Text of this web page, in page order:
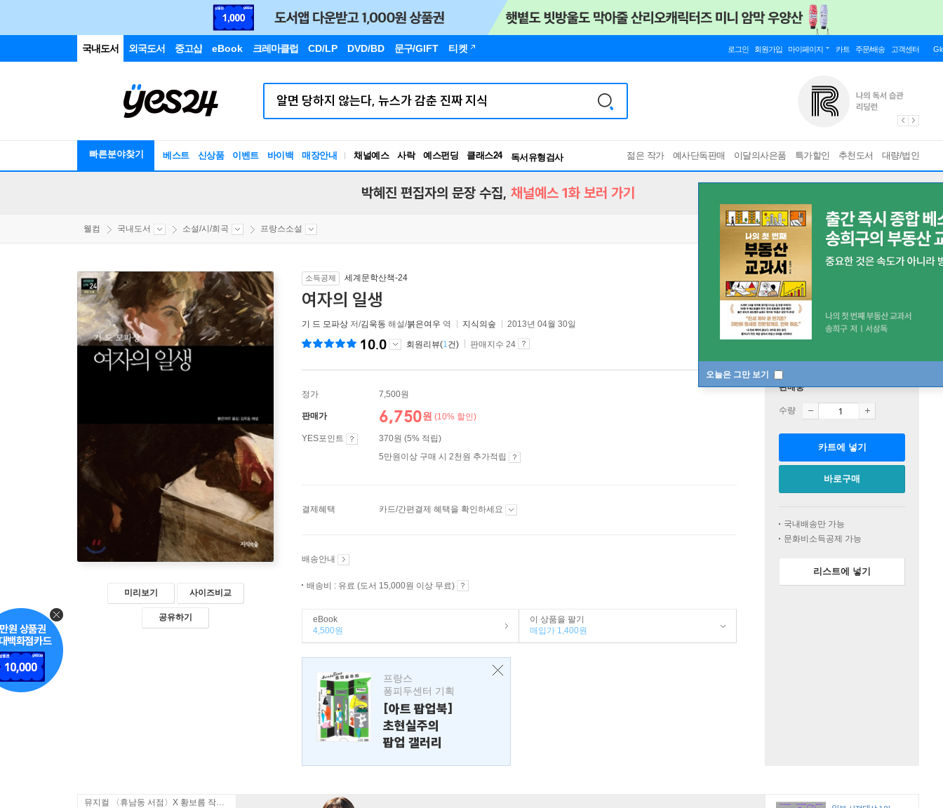
국내도서 외국도서 중고샵 eBook 크레마클럽 CD/LP DVD/BD 문구/GIFT 티켓 로그인 회원가입 마이페이지 카트 주문/배송 고객센터
빠른분야찾기 베스트 신상품 이벤트 바이백 매장안내 채널예스 사락 예스펀딩 클래스24
독서유형검사
RBTI Lab
젊은 작가 예사단독판매 이달의사은품 특가할인 추천도서 대량/법인
오늘은 그만 보기
박혜진 편집자의 문장 수집, 채널예스 1화 보러 가기
웰컴 국내도서 소설/시/희곡 프랑스소설
미리보기 사이즈비교
공유하기
소득공제 세계문학산책-24
여자의 일생
기 드 모파상 저/김욱동 해설/붉은여우 역 지식의숲 2013년 04월 30일
10.0 회원리뷰(1건) 판매지수 24
정가 7,500원
판매가 6,750원 (10% 할인)
YES포인트
370원 (5% 적립)
5만원이상 구매 시 2천원 추가적립
결제혜택 카드/간편결제 혜택을 확인하세요
배송안내
배송비 : 유료 (도서 15,000원 이상 무료)
eBook
4,500원
이 상품을 팔기
매입가 1,400원
프랑스
퐁피두센터 기획
[아트 팝업북]
초현실주의
팝업 갤러리
판매중
수량
카트에 넣기
바로구매
국내배송만 가능
문화비소득공제 가능
리스트에 넣기
뮤지컬 〈휴남동 서점〉X 황보름 작가 북토크